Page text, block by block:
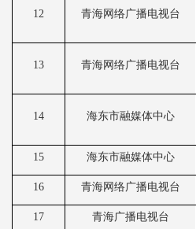
12 青海网络广播电视台
13 青海网络广播电视台
14 海东市融媒体中心
15 海东市融媒体中心
16 青海网络广播电视台
17 青海广播电视台